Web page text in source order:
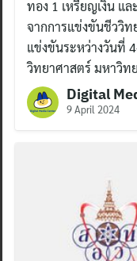
ทอง 1 เหรียญเงิน แ
จากการแข่งขันชีววิ
แข่งขันระหว่างวันที่
วิทยาศาสตร์ มหาวิท
Digital
9 April 2024